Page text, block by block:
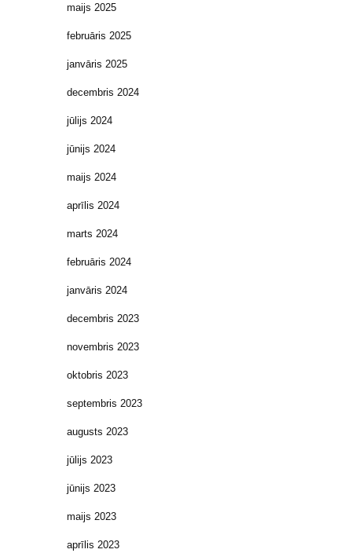
maijs 2025
februāris 2025
janvāris 2025
decembris 2024
jūlijs 2024
jūnijs 2024
maijs 2024
aprīlis 2024
marts 2024
februāris 2024
janvāris 2024
decembris 2023
novembris 2023
oktobris 2023
septembris 2023
augusts 2023
jūlijs 2023
jūnijs 2023
maijs 2023
aprīlis 2023